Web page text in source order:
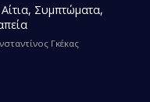
Συμπτώματα,
Γκέκας